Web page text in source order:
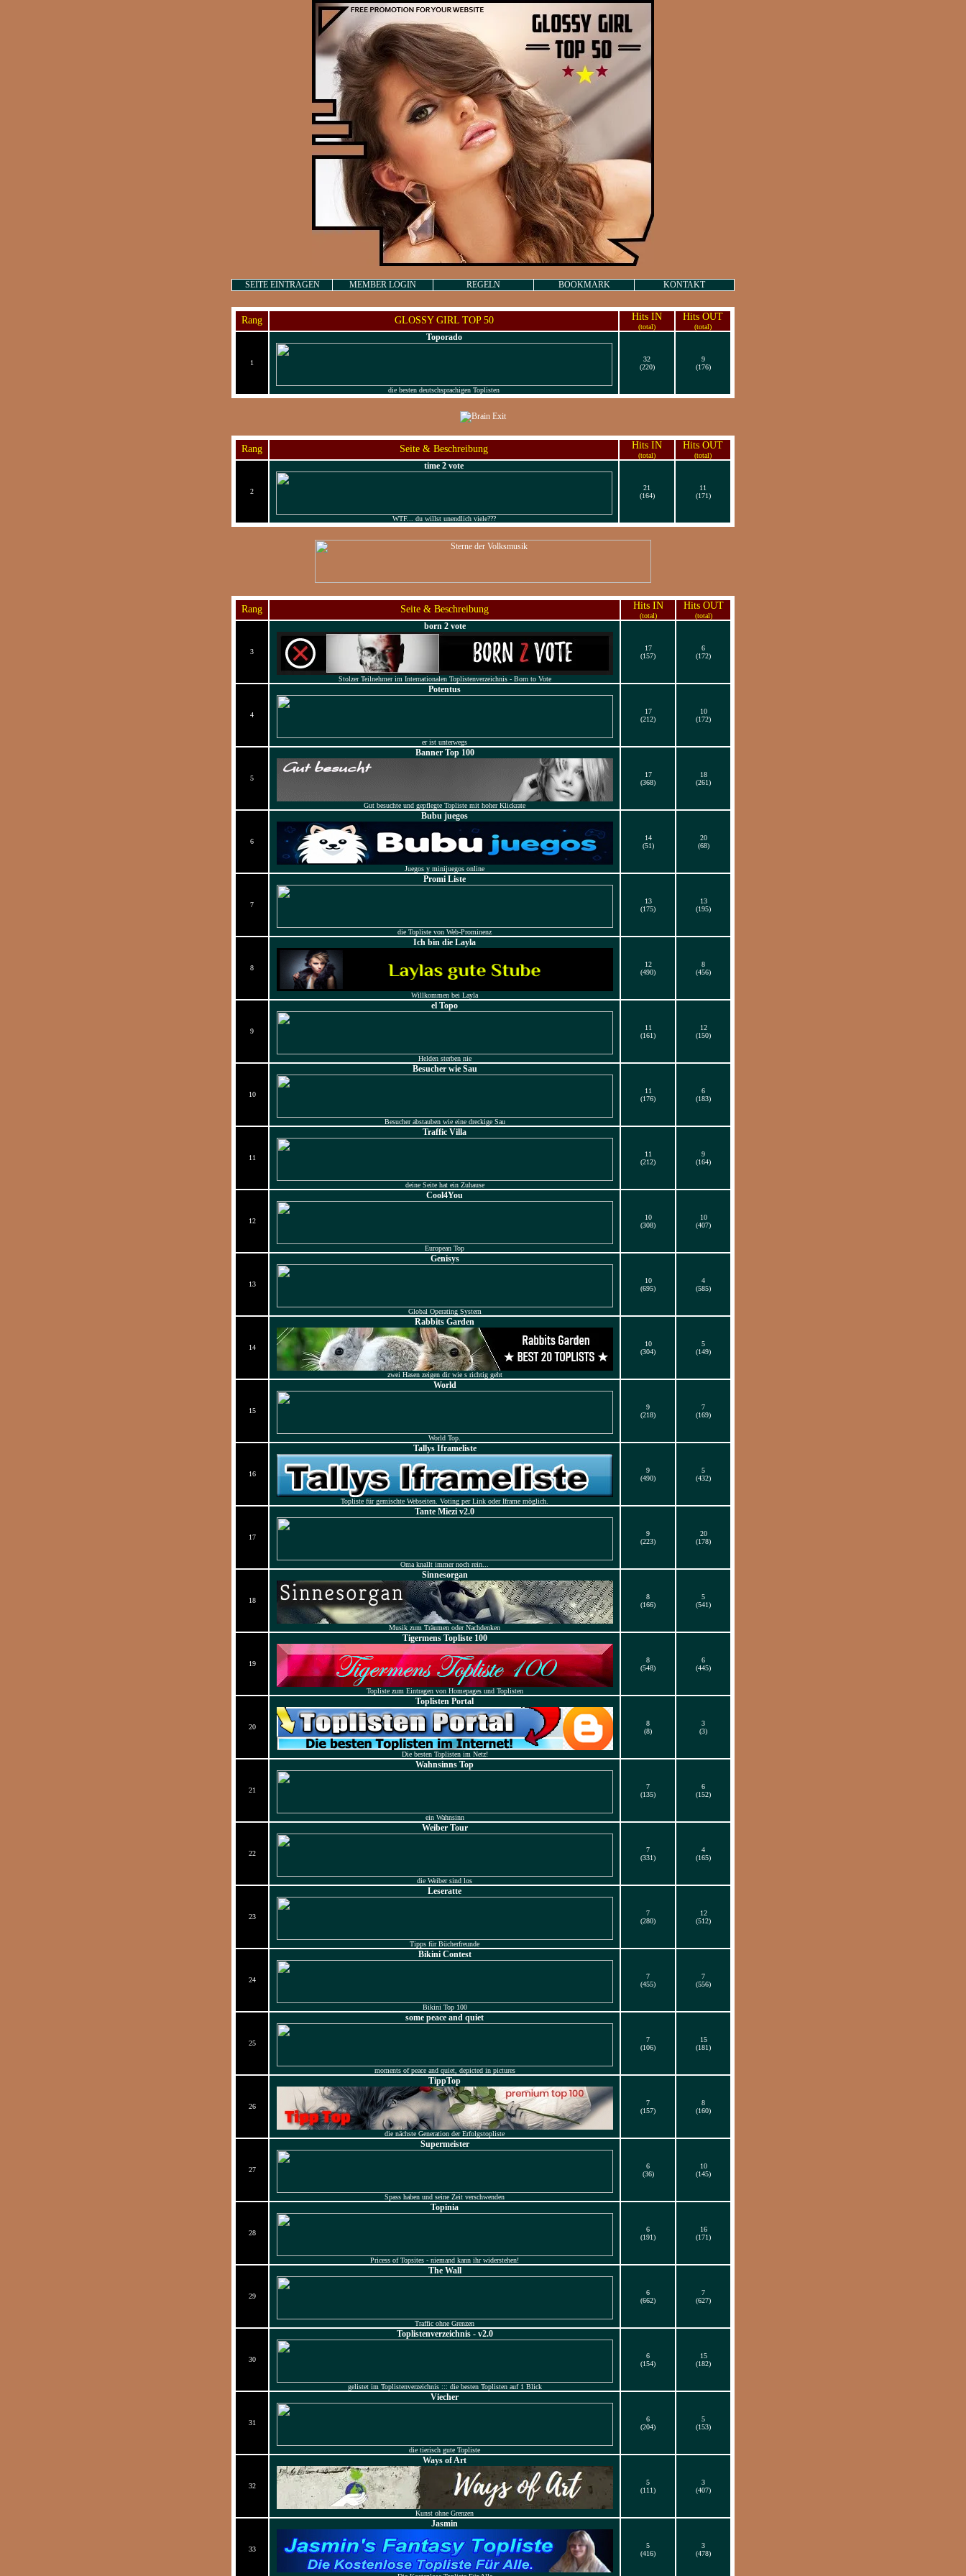
SEITE EINTRAGEN MEMBER LOGIN REGELN BOOKMARK KONTAKT
Rang GLOSSY GIRL TOP 50 Hits IN
(total)
Hits OUT
(total)
1
Toporado
die besten deutschsprachigen Toplisten
32
(220)
9
(176)
Rang Seite & Beschreibung Hits IN
(total)
Hits OUT
(total)
2
time 2 vote
WTF... du willst unendlich viele???
21
(164)
11
(171)
Rang Seite & Beschreibung Hits IN
(total)
Hits OUT
(total)
3
born 2 vote
Stolzer Teilnehmer im Internationalen Toplistenverzeichnis - Born to Vote
17
(157)
6
(172)
4
Potentus
er ist unterwegs
17
(212)
10
(172)
5
Banner Top 100
Gut besuchte und gepflegte Topliste mit hoher Klickrate
17
(368)
18
(261)
6
Bubu juegos
Juegos y minijuegos online
14
(51)
20
(68)
7
Promi Liste
die Topliste von Web-Prominenz
13
(175)
13
(195)
8
Ich bin die Layla
Willkommen bei Layla
12
(490)
8
(456)
9
el Topo
Helden sterben nie
11
(161)
12
(150)
10
Besucher wie Sau
Besucher abstauben wie eine dreckige Sau
11
(176)
6
(183)
11
Traffic Villa
deine Seite hat ein Zuhause
11
(212)
9
(164)
12
Cool4You
European Top
10
(308)
10
(407)
13
Genisys
Global Operating System
10
(695)
4
(585)
14
Rabbits Garden
zwei Hasen zeigen dir wie s richtig geht
10
(304)
5
(149)
15
World
World Top.
9
(218)
7
(169)
16
Tallys Iframeliste
Topliste für gemischte Webseiten. Voting per Link oder Iframe möglich.
9
(490)
5
(432)
17
Tante Miezi v2.0
Oma knallt immer noch rein...
9
(223)
20
(178)
18
Sinnesorgan
Musik zum Träumen oder Nachdenken
8
(166)
5
(541)
19
Tigermens Topliste 100
Topliste zum Eintragen von Homepages und Toplisten
8
(548)
6
(445)
20
Toplisten Portal
Die besten Toplisten im Netz!
8
(8)
3
(3)
21
Wahnsinns Top
ein Wahnsinn
7
(135)
6
(152)
22
Weiber Tour
die Weiber sind los
7
(331)
4
(165)
23
Leseratte
Tipps für Bücherfreunde
7
(280)
12
(512)
24
Bikini Contest
Bikini Top 100
7
(455)
7
(556)
25
some peace and quiet
moments of peace and quiet, depicted in pictures
7
(106)
15
(181)
26
TippTop
die nächste Generation der Erfolgstopliste
7
(157)
8
(160)
27
Supermeister
Spass haben und seine Zeit verschwenden
6
(36)
10
(145)
28
Topinia
Pricess of Topsites - niemand kann ihr widerstehen!
6
(191)
16
(171)
29
The Wall
Traffic ohne Grenzen
6
(662)
7
(627)
30
Toplistenverzeichnis - v2.0
gelistet im Toplistenverzeichnis ::: die besten Toplisten auf 1 Blick
6
(154)
15
(182)
31
Viecher
die tierisch gute Topliste
6
(204)
5
(153)
32
Ways of Art
Kunst ohne Grenzen
5
(111)
3
(407)
33
Jasmin
5
(416)
3
(478)